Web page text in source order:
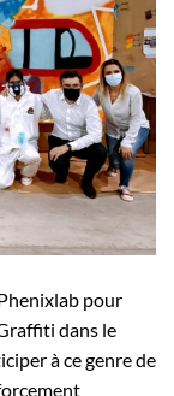
pour
dans le
à ce genre de